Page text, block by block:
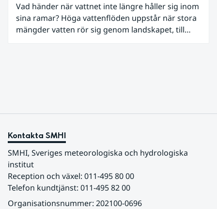
Vad händer när vattnet inte längre håller sig inom
sina ramar? Höga vattenflöden uppstår när stora
mängder vatten rör sig genom landskapet, till
Kontakta SMHI
SMHI, Sveriges meteorologiska och hydrologiska
institut
Reception och växel: 011-495 80 00
Telefon kundtjänst: 011-495 82 00
Organisationsnummer: 202100-0696